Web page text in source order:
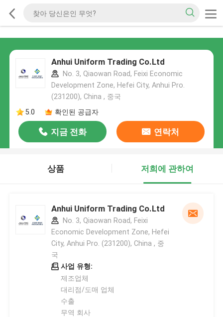
Anhui Uniform Trading Co.Ltd
No. 3, Qiaowan Road, Feixi Economic
Development Zone, Hefei City, Anhui Pro.
(231200), China , 중국
5.0
확인된 공급자
지금 전화 연락처
상품 저희에 관하여
Anhui Uniform Trading Co.Ltd
No. 3, Qiaowan Road, Feixi
Economic Development Zone, Hefei
City, Anhui Pro. (231200), China , 중
국
사업 유형:
제조업체
대리점/도매 업체
수출
무역 회사